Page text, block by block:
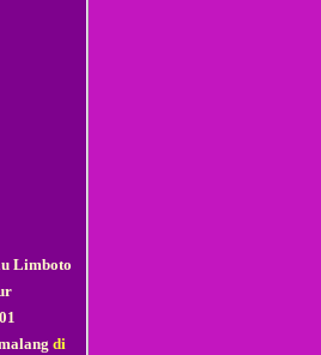
Limboto
di